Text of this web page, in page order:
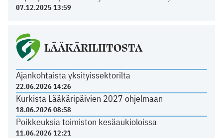
07.12.2025 13:59
LÄÄKÄRILIITOSTA
Ajankohtaista yksityissektorilta
22.06.2026 14:26
Kurkista Lääkäripäivien 2027 ohjelmaan
18.06.2026 08:58
Poikkeuksia toimiston kesäaukioloissa
11.06.2026 12:21